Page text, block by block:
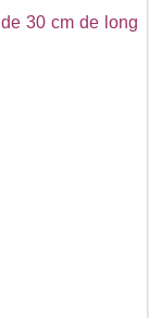
de 30 cm de long